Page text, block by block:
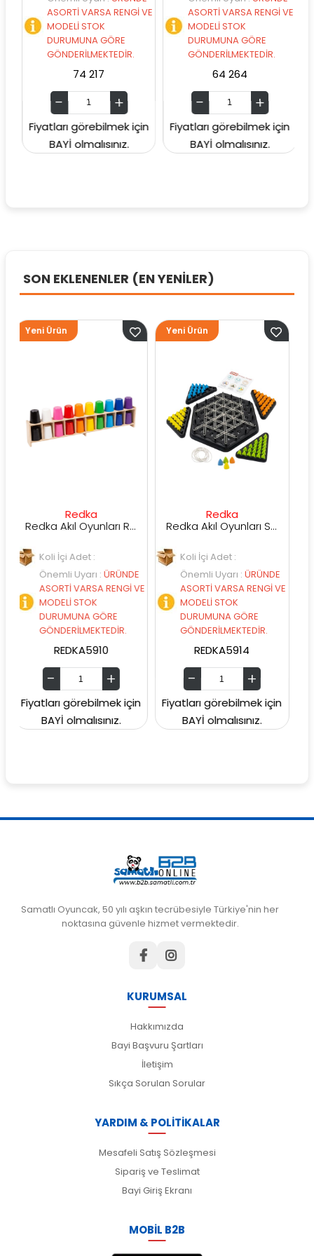
ASORTİ VARSA RENGİ VE
MODELİ STOK
DURUMUNA GÖRE
GÖNDERİLMEKTEDİR.
74 217
Fiyatları görebilmek için
BAYİ olmalısınız.
ASORTİ VARSA RENGİ VE
MODELİ STOK
DURUMUNA GÖRE
GÖNDERİLMEKTEDİR.
64 264
Fiyatları görebilmek için
BAYİ olmalısınız.
SON EKLENENLER (EN YENİLER)
Redka Akıl Oyunları Renk Dedektifi Oyunu
İçi Adet :
Uyarı:ÜRÜNDE
VARSA RENGİ VE
STOK
GÖRE
REDKA5910
görebilmek için
olmalısınız.
Redka Akıl Oyunları Strateji Üçgeni Oyunu
Koli İçi Adet :
Önemli Uyarı:ÜRÜNDE
ASORTİ VARSA RENGİ VE
MODELİ STOK
DURUMUNA GÖRE
GÖNDERİLMEKTEDİR.
REDKA5914
Yeni Ürün
Fiyatları görebilmek için
BAYİ olmalısınız.
Önemli
ASORTİ
Yeni Ürün
Fiyatları
BAYİ
Samatlı Oyuncak, 50 yılı aşkın tecrübesiyle Türkiye'nin her
noktasına güvenle hizmet vermektedir.
KURUMSAL
Hakkımızda
Bayi Başvuru Şartları
İletişim
Sıkça Sorulan Sorular
YARDIM & POLİTİKALAR
Mesafeli Satış Sözleşmesi
Sipariş ve Teslimat
Bayi Giriş Ekranı
MOBİL B2B